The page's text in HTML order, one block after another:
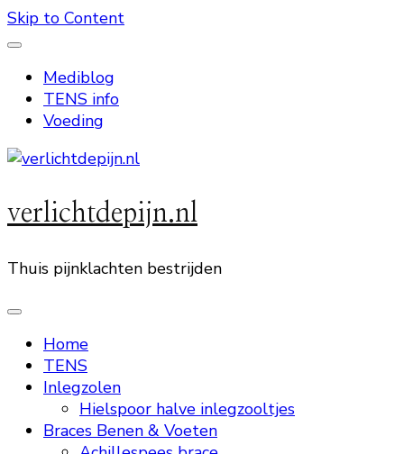
Skip to Content
Mediblog
TENS info
Voeding
verlichtdepijn.nl
Thuis pijnklachten bestrijden
Home
TENS
Inlegzolen
Hielspoor halve inlegzooltjes
Braces Benen & Voeten